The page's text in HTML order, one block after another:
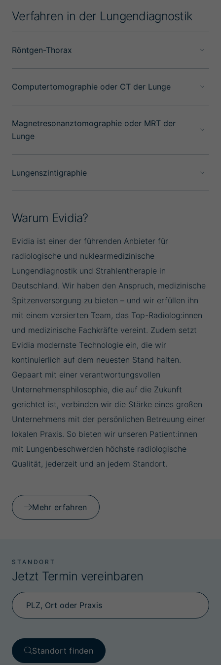
Verfahren in der Lungendiagnostik
Röntgen-Thorax
Computertomographie oder CT der Lunge
Magnetresonanztomographie oder MRT der
Lunge
Lungenszintigraphie
Warum Evidia?
Evidia ist einer der führenden Anbieter für
radiologische und nuklearmedizinische
Lungendiagnostik und Strahlentherapie in
Deutschland. Wir haben den Anspruch, medizinische
Spitzenversorgung zu bieten – und wir erfüllen ihn
mit einem versierten Team, das Top-Radiolog:innen
und medizinische Fachkräfte vereint. Zudem setzt
Evidia modernste Technologie ein, die wir
kontinuierlich auf dem neuesten Stand halten.
Gepaart mit einer verantwortungsvollen
Unternehmensphilosophie, die auf die Zukunft
gerichtet ist, verbinden wir die Stärke eines großen
Unternehmens mit der persönlichen Betreuung einer
lokalen Praxis. So bieten wir unseren Patient:innen
mit Lungenbeschwerden höchste radiologische
Qualität, jederzeit und an jedem Standort.
Mehr erfahren
STANDORT
Jetzt Termin vereinbaren
Standort finden